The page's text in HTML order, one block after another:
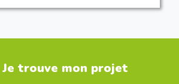
Je trouve mon projet